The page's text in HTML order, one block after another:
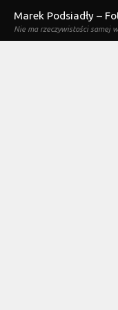
Marek Podsiadły –
Nie ma rzeczywistości samej